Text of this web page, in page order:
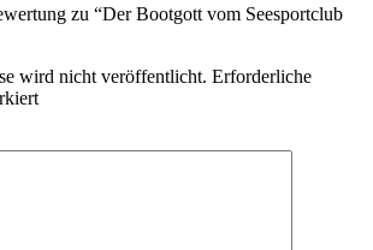
zu “Der Bootgott vom Seesportclub
wird nicht veröffentlicht. Erforderliche